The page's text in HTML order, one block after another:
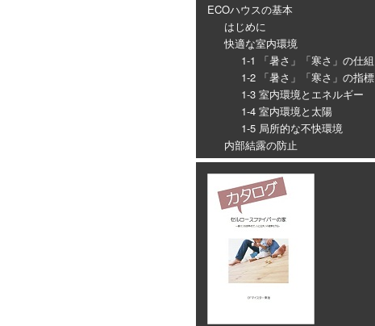
ECOハウスの基本
はじめに
快適な室内環境
1-1 「暑さ」「寒さ」の仕組
1-2 「暑さ」「寒さ」の指標
1-3 室内環境とエネルギー
1-4 室内環境と太陽
1-5 局所的な不快環境
内部結露の防止